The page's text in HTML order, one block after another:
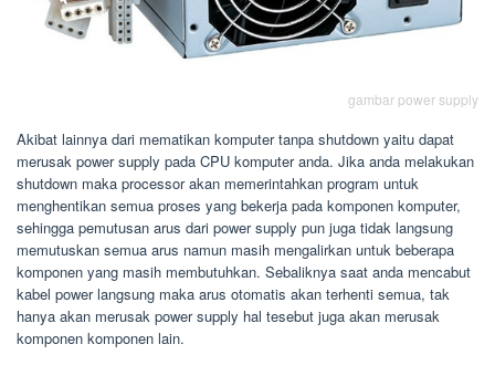
gambar power supply
Akibat lainnya dari mematikan komputer tanpa shutdown yaitu dapat
merusak power supply pada CPU komputer anda. Jika anda melakukan
shutdown maka processor akan memerintahkan program untuk
menghentikan semua proses yang bekerja pada komponen komputer,
sehingga pemutusan arus dari power supply pun juga tidak langsung
memutuskan semua arus namun masih mengalirkan untuk beberapa
komponen yang masih membutuhkan. Sebaliknya saat anda mencabut
kabel power langsung maka arus otomatis akan terhenti semua, tak
hanya akan merusak power supply hal tesebut juga akan merusak
komponen komponen lain.